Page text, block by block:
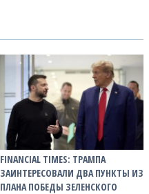
FINANCIAL TIMES: ТРАМПА
ЗАИНТЕРЕСОВАЛИ ДВА ПУНКТЫ ИЗ
ПЛАНА ПОБЕДЫ ЗЕЛЕНСКОГО